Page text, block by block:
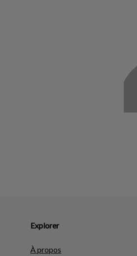
Explorer
À propos